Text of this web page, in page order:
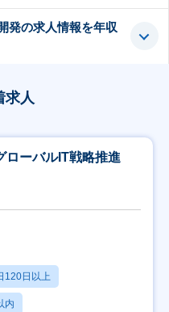
発の求人情報を年収
求人
ローバルIT戦略推進
120日以上
内